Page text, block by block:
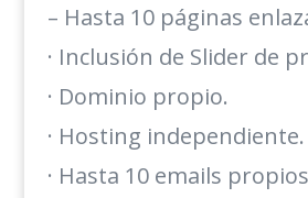
– Hasta 10 páginas
· Inclusión de Slider de
· Dominio propio.
· Hosting independiente.
· Hasta 10 emails